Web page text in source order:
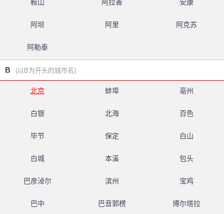
鞍山 阿拉善 安康
阿坝 阿里 阿克苏
阿勒泰
B (以B为开头的城市名)
北京 蚌埠 亳州
白银 北海 百色
毕节 保定 白山
白城 本溪 包头
巴彦淖尔 滨州 宝鸡
巴中 巴音郭楞 博尔塔拉